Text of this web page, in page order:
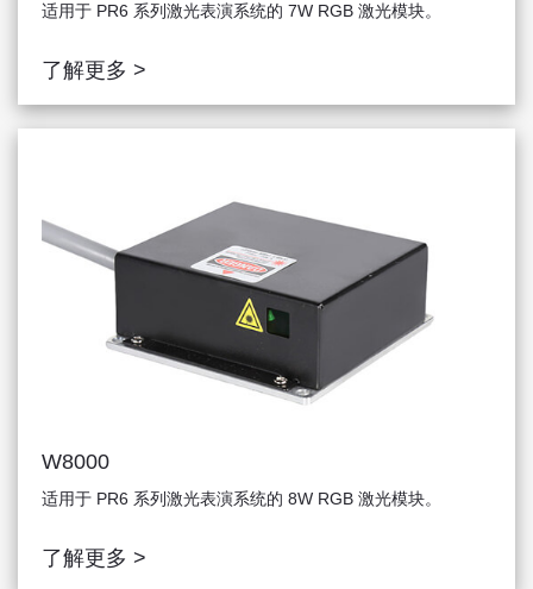
适用于 PR6 系列激光表演系统的 7W RGB 激光模块。
了解更多 >
W8000
适用于 PR6 系列激光表演系统的 8W RGB 激光模块。
了解更多 >